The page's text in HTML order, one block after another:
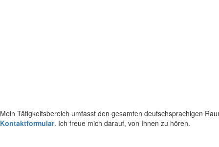
Mein Tätigkeitsbereich umfasst den gesamten deutschsprachigen
Kontaktformular. Ich freue mich darauf, von Ihnen zu hören.